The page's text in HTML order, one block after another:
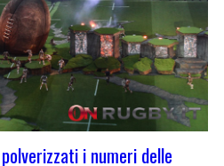
i numeri delle